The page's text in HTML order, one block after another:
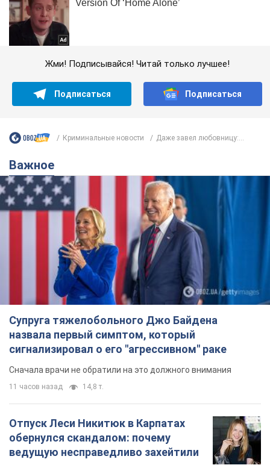
Жми! Подписывайся! Читай только лучшее!
Подписаться Подписаться
Криминальные новости Даже завел любовницу:...
Важное
Супруга тяжелобольного Джо Байдена
назвала первый симптом, который
сигнализировал о его "агрессивном" раке
Сначала врачи не обратили на это должного внимания
11 часов назад 14,8 т.
Отпуск Леси Никитюк в Карпатах
обернулся скандалом: почему
ведущую несправедливо захейтили